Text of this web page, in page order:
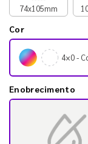
74x105mm
Cor
4×0 -
Enobrecimento